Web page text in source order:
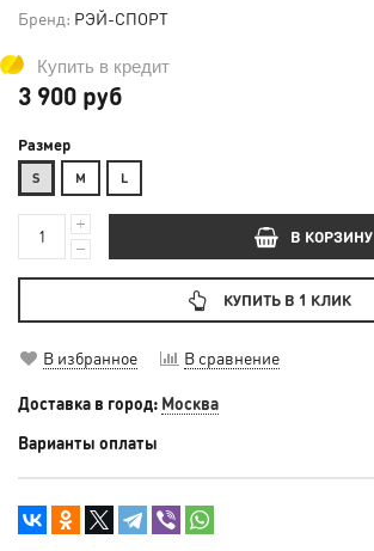
Бренд: РЭЙ-СПОРТ
Купить в кредит
3 900 руб
Размер
S М L
В КОРЗИНУ
КУПИТЬ В 1 КЛИК
В избранное В сравнение
Доставка в город: Москва
Варианты оплаты